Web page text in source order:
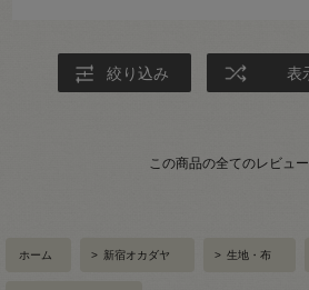
絞り込み 表
この商品の全てのレビュ
ホーム > 新宿オカダヤ > 生地・布